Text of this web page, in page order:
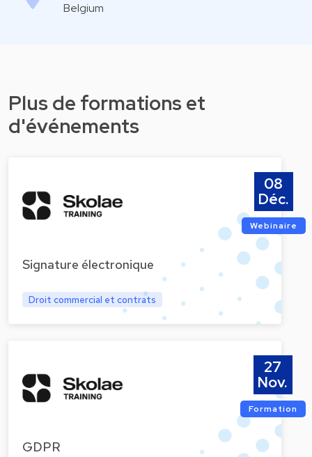
Belgium
Plus de formations et
d'événements
Signature électronique
Droit commercial et contrats
08
Déc.
Webinaire
GDPR
27
Nov.
Formation